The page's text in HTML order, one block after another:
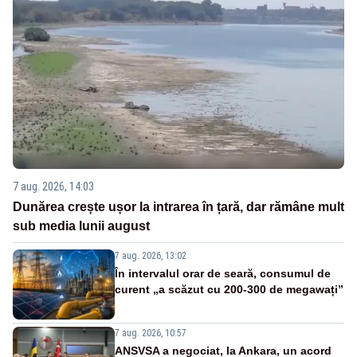
7 aug. 2026, 14:03
Dunărea crește ușor la intrarea în țară, dar rămâne mult
sub media lunii august
7 aug. 2026, 13:02
În intervalul orar de seară, consumul de
curent „a scăzut cu 200-300 de megawați”
7 aug. 2026, 10:57
ANSVSA a negociat, la Ankara, un acord